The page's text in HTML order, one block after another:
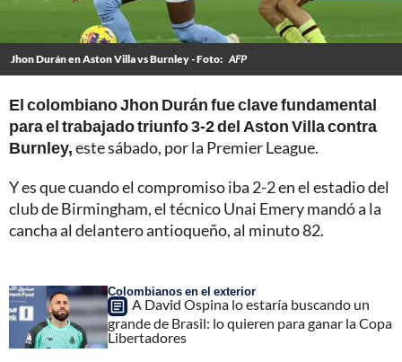
Jhon Durán en Aston Villa vs Burnley - Foto: AFP
El colombiano Jhon Durán fue clave fundamental
para el trabajado triunfo 3-2 del Aston Villa contra
Burnley,este sábado, por la Premier League.
Y es que cuando el compromiso iba 2-2 en el estadio del
club de Birmingham, el técnico Unai Emery mandó a la
cancha al delantero antioqueño, al minuto 82.
Colombianos en el exterior
A David Ospina lo estaría buscando un
grande de Brasil: lo quieren para ganar la Copa
Libertadores